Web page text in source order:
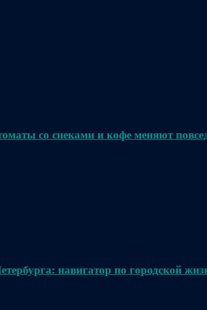
со снеками и кофе меняют
навигатор по городской